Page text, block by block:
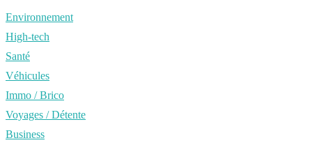
Environnement
High-tech
Santé
Véhicules
Immo / Brico
Voyages / Détente
Business